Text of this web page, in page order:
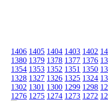
1406 1405 1404 1403 1402
1380 1379 1378 1377 1376
1354 1353 1352 1351 1350
1328 1327 1326 1325 1324
1302 1301 1300 1299 1298
1276 1275 1274 1273 1272